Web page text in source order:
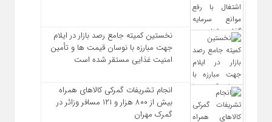
نخستین کمیته جامع رصد بازار در ایلام
جهت مبارزه با نوسان قیمت‌ ها و تأمین
امنیت غذایی مستقر شده است
انجام تشریفات گمرکی کالاهای همراه
بیش از ۸۰۰ هزار و ۱۲۱ مسافر وزائر در
گمرک مهران